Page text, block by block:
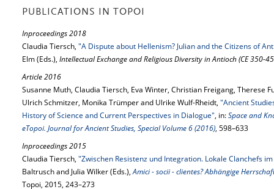
PUBLICATIONS IN TOPOI
Inproceedings 2018
Claudia Tiersch, "A Dispute about Hellenism? Julian and the Citizens of
Elm (Eds.), Intellectual Exchange and Religious Diversity in Antioch (CE 350-
Article 2016
Susanne Muth, Claudia Tiersch, Eva Winter, Christian Freigang, Therese
Ulrich Schmitzer, Monika Trümper and Ulrike Wulf-Rheidt, "Ancient
History of Science and Current Perspectives in Dialogue", in:Space and
eTopoi. Journal for Ancient Studies, Special Volume 6 (2016), 598–633
Inproceedings 2015
Claudia Tiersch, "Zwischen Resistenz und Integration. Lokale Clanchefs
Baltrusch and Julia Wilker (Eds.),Amici - socii - clientes? Abhängige
Topoi, 2015, 243–273